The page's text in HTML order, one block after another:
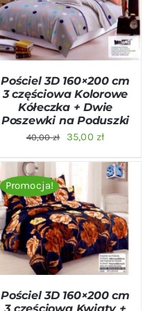
SZCZEGÓŁY
Pościel 3D 160×200 cm
3 częściowa Kolorowe
Kółeczka + Dwie
Poszewki na Poduszki
40,00zł
Pierwotna
wynosiła:
40,00 zł.
35,00 zł
wynosi:
35,00
Promocja!
DODAJ DO KOSZYKA
/
SZCZEGÓŁY
Pościel 3D 160×200 cm